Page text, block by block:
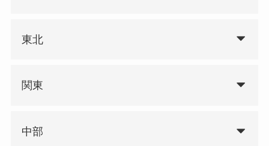
東北
関東
中部